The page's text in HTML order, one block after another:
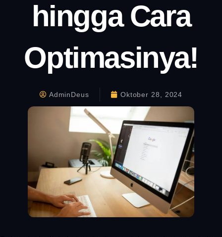
hingga Cara
Optimasinya!
AdminDeus Oktober 28, 2024